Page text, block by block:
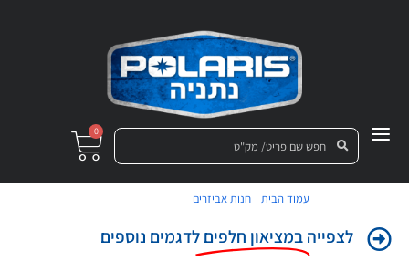
0
עמוד הבית /חנות אביזרים
לצפייהבמציאון חלפים לדגמים נוספים